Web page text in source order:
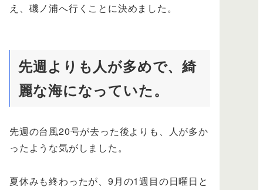
え、磯ノ浦へ行くことに決めました。
先週よりも人が多めで、綺
麗な海になっていた。
先週の台風20号が去った後よりも、人が多か
ったような気がしました。
夏休みも終わったが、9月の1週目の日曜日と